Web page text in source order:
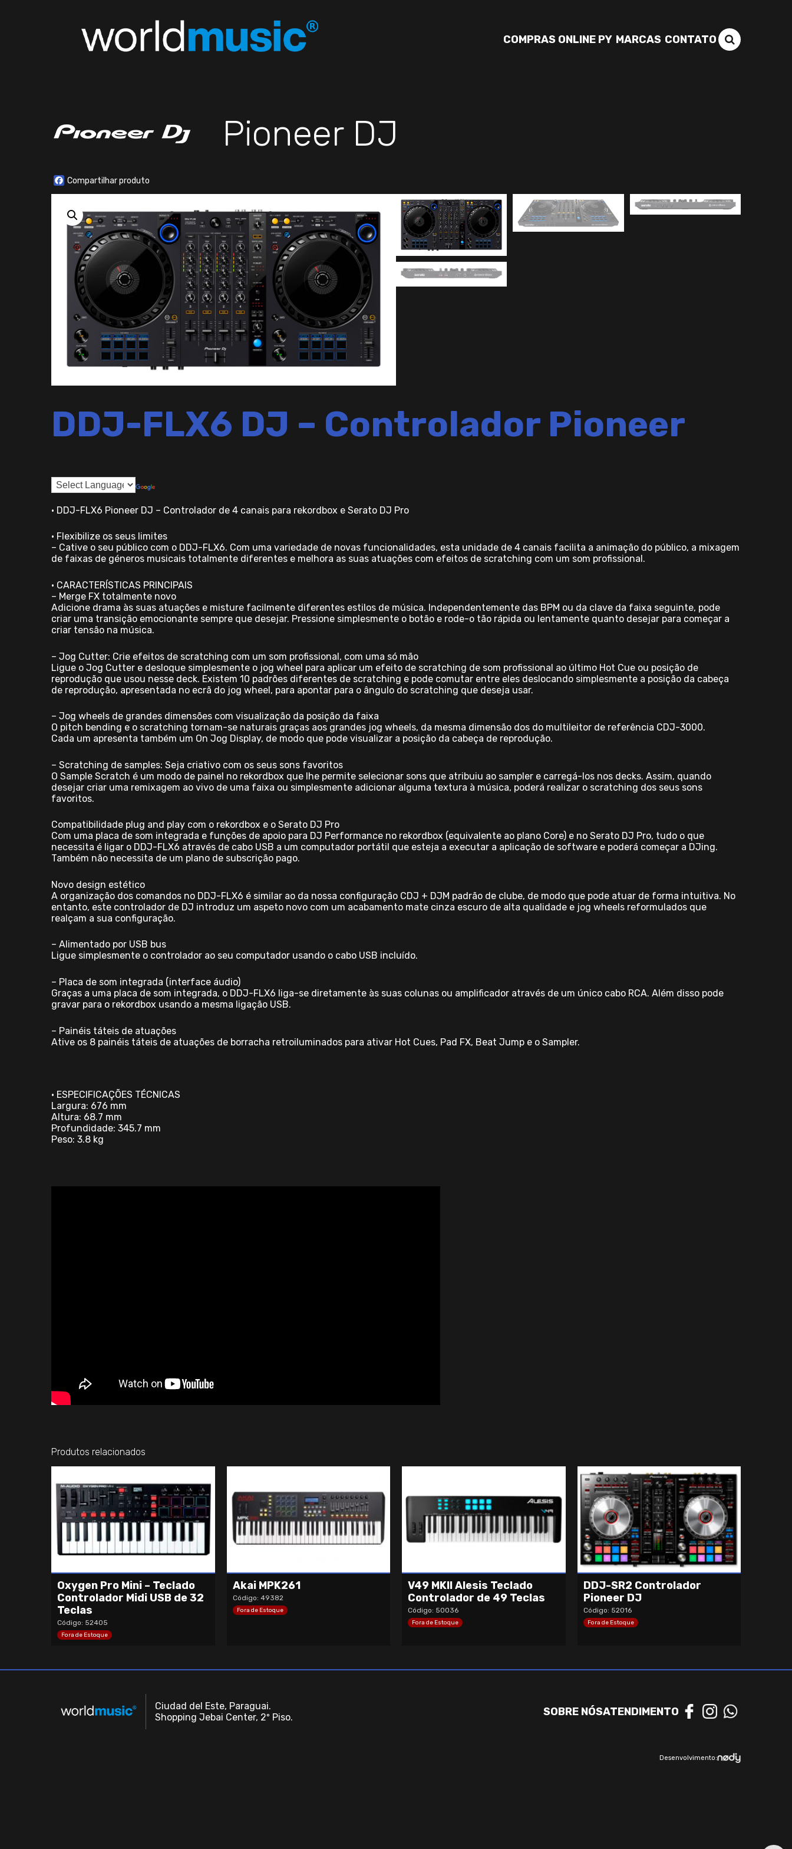
COMPRAS ONLINE PY MARCAS CONTATO
Pioneer DJ
Facebook
DDJ-FLX6 DJ – Controlador Pioneer
• DDJ-FLX6 Pioneer DJ – Controlador de 4 canais para rekordbox e Serato DJ Pro
• Flexibilize os seus limites
– Cative o seu público com o DDJ-FLX6. Com uma variedade de novas funcionalidades, esta unidade de 4 canais facilita a animação do público, a mixagem
de faixas de géneros musicais totalmente diferentes e melhora as suas atuações com efeitos de scratching com um som profissional.
• CARACTERÍSTICAS PRINCIPAIS
– Merge FX totalmente novo
Adicione drama às suas atuações e misture facilmente diferentes estilos de música. Independentemente das BPM ou da clave da faixa seguinte, pode
criar uma transição emocionante sempre que desejar. Pressione simplesmente o botão e rode-o tão rápida ou lentamente quanto desejar para começar a
criar tensão na música.
– Jog Cutter: Crie efeitos de scratching com um som profissional, com uma só mão
Ligue o Jog Cutter e desloque simplesmente o jog wheel para aplicar um efeito de scratching de som profissional ao último Hot Cue ou posição de
reprodução que usou nesse deck. Existem 10 padrões diferentes de scratching e pode comutar entre eles deslocando simplesmente a posição da cabeça
de reprodução, apresentada no ecrã do jog wheel, para apontar para o ângulo do scratching que deseja usar.
– Jog wheels de grandes dimensões com visualização da posição da faixa
O pitch bending e o scratching tornam-se naturais graças aos grandes jog wheels, da mesma dimensão dos do multileitor de referência CDJ-3000.
Cada um apresenta também um On Jog Display, de modo que pode visualizar a posição da cabeça de reprodução.
– Scratching de samples: Seja criativo com os seus sons favoritos
O Sample Scratch é um modo de painel no rekordbox que lhe permite selecionar sons que atribuiu ao sampler e carregá-los nos decks. Assim, quando
desejar criar uma remixagem ao vivo de uma faixa ou simplesmente adicionar alguma textura à música, poderá realizar o scratching dos seus sons
favoritos.
Compatibilidade plug and play com o rekordbox e o Serato DJ Pro
Com uma placa de som integrada e funções de apoio para DJ Performance no rekordbox (equivalente ao plano Core) e no Serato DJ Pro, tudo o que
necessita é ligar o DDJ-FLX6 através de cabo USB a um computador portátil que esteja a executar a aplicação de software e poderá começar a DJing.
Também não necessita de um plano de subscrição pago.
Novo design estético
A organização dos comandos no DDJ-FLX6 é similar ao da nossa configuração CDJ + DJM padrão de clube, de modo que pode atuar de forma intuitiva. No
entanto, este controlador de DJ introduz um aspeto novo com um acabamento mate cinza escuro de alta qualidade e jog wheels reformulados que
realçam a sua configuração.
– Alimentado por USB bus
Ligue simplesmente o controlador ao seu computador usando o cabo USB incluído.
– Placa de som integrada (interface áudio)
Graças a uma placa de som integrada, o DDJ-FLX6 liga-se diretamente às suas colunas ou amplificador através de um único cabo RCA. Além disso pode
gravar para o rekordbox usando a mesma ligação USB.
– Painéis táteis de atuações
Ative os 8 painéis táteis de atuações de borracha retroiluminados para ativar Hot Cues, Pad FX, Beat Jump e o Sampler.
• ESPECIFICAÇÕES TÉCNICAS
Largura: 676 mm
Altura: 68.7 mm
Profundidade: 345.7 mm
Peso: 3.8 kg
Produtos relacionados
Oxygen Pro Mini – Teclado
Controlador Midi USB de 32
Teclas
Código: 52405
Fora de Estoque
Akai MPK261
Código: 49382
Fora de Estoque
V49 MKII Alesis Teclado
Controlador de 49 Teclas
Código: 50036
Fora de Estoque
DDJ-SR2 Controlador
Pioneer DJ
Código: 52016
Fora de Estoque
Ciudad del Este, Paraguai.
Shopping Jebai Center, 2º Piso.
SOBRE NÓSATENDIMENTO
Desenvolvimento: